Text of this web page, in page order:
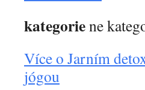
kategoriene
Více o Jarním
jógou